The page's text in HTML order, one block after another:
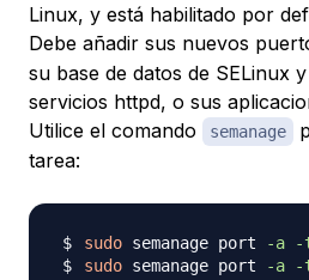
Linux, y está habilitado por
Debe añadir sus nuevos
su base de datos de SELinux
servicios httpd, o sus
Utilice el comando
semanage
tarea:
sudo semanage port -a -
sudo semanage port -a -